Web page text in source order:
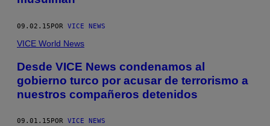
09.02.15POR VICE NEWS
VICE World News
Desde VICE News condenamos al
gobierno turco por acusar de terrorismo a
nuestros compañeros detenidos
09.01.15 POR VICE NEWS